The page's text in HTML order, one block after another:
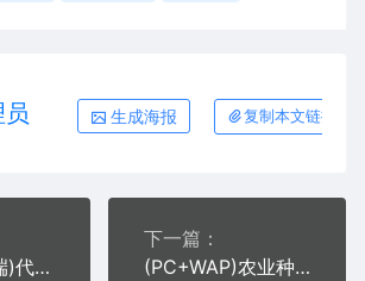
生成海报 复制本文链接
(自适应手机端)代理记账财务公司类网站pbootcms模板 工商注册网站源码下载
下一篇：
(PC+WAP)农业种植肥料类网站pbootcms模板 生态农业网站源码下载